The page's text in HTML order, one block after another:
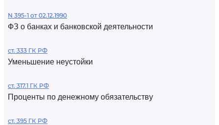
N 395-1 от 02.12.1990
ФЗ о банках и банковской деятельности
ст. 333 ГК РФ
Уменьшение неустойки
ст. 317.1 ГК РФ
Проценты по денежному обязательству
ст. 395 ГК РФ